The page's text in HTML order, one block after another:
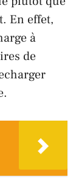
En effet,
à
de